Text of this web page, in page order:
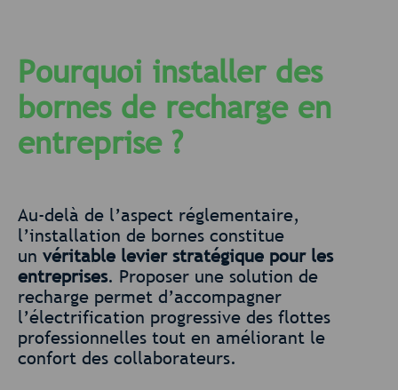
Pourquoi installer des
bornes de recharge en
entreprise ?
Au-delà de l’aspect réglementaire,
l’installation de bornes constitue
un véritable levier stratégique pour les
entreprises. Proposer une solution de
recharge permet d’accompagner
l’électrification progressive des flottes
professionnelles tout en améliorant le
confort des collaborateurs.